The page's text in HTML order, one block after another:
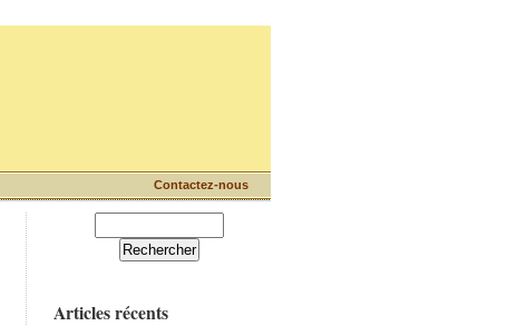
Contactez-nous
Articles récents